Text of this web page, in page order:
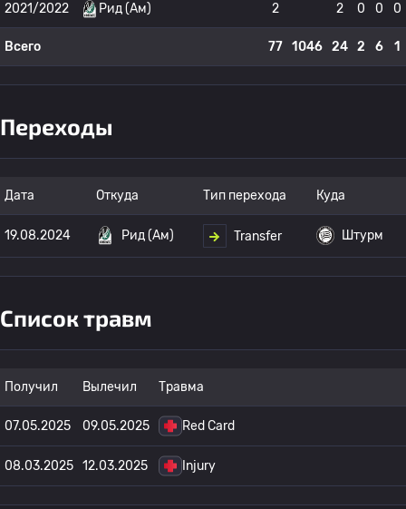
2021/2022 Рид (Ам) 2 2 0 0 0
Всего 77 1046 24 2 6 1
Переходы
Дата Откуда Тип перехода Куда
19.08.2024 Рид (Ам) Transfer Штурм
Список травм
Получил Вылечил Травма
07.05.2025 09.05.2025 Red Card
08.03.2025 12.03.2025 Injury